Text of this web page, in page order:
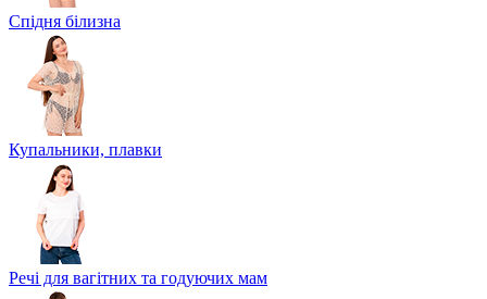
Спідня білизна
Купальники, плавки
Речі для вагітних та годуючих мам